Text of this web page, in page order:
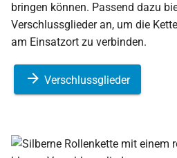
bringen können. Passend dazu
Verschlussglieder an, um die
am Einsatzort zu verbinden.
Verschlussglieder